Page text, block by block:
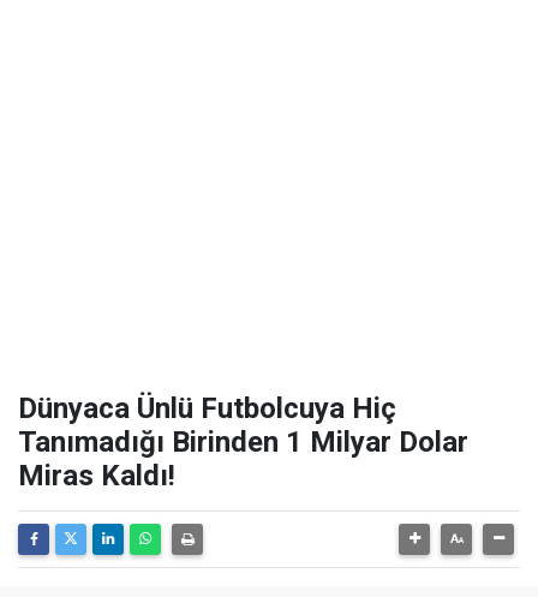
Dünyaca Ünlü Futbolcuya Hiç
Tanımadığı Birinden 1 Milyar Dolar
Miras Kaldı!